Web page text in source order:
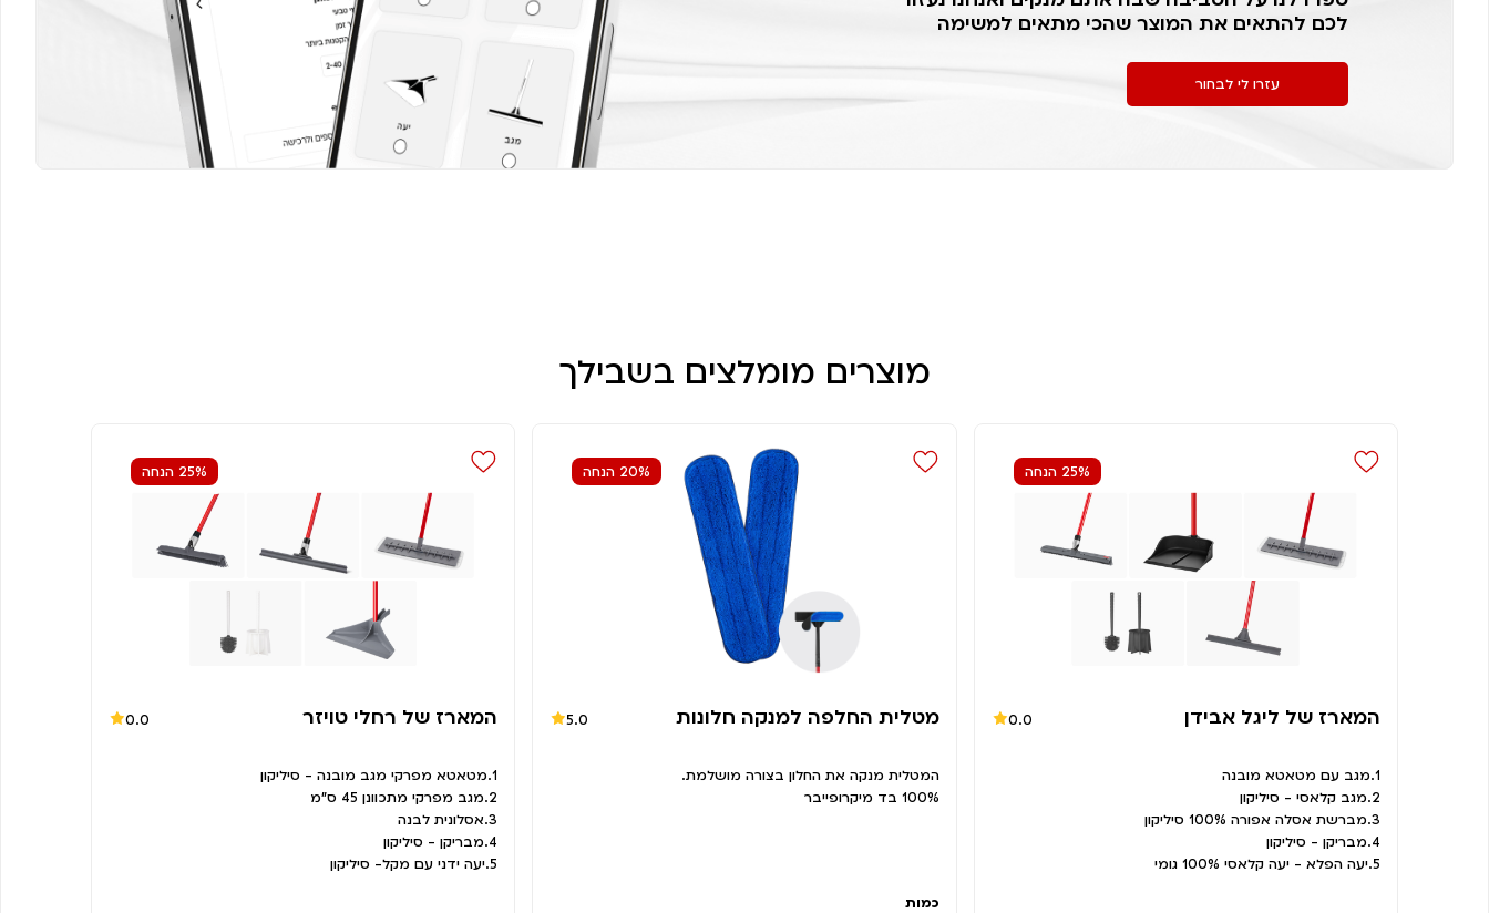
לכם להתאים את המוצר שהכי מתאים למשימה
עזרו לי לבחור
מוצרים מומלצים בשבילך
25% הנחה
המארז של ליגל אבידן 0.0
1.מגב עם מטאטא מובנה
2.מגב קלאסי - סיליקון
3.מברשת אסלה אפורה 100% סיליקון
4.מבריקן - סיליקון
5.יעה הפלא - יעה קלאסי 100% גומי
20% הנחה
מטלית החלפה למנקה חלונות 5.0
המטלית מנקה את החלון בצורה מושלמת.
100% בד מיקרופייבר
כמות
25% הנחה
המארז של רחלי טויזר 0.0
1.מטאטא מפרקי מגב מובנה - סיליקון
2.מגב מפרקי מתכוונן 45 ס"מ
3.אסלונית לבנה
4.מבריקן - סיליקון
5.יעה ידני עם מקל- סיליקון